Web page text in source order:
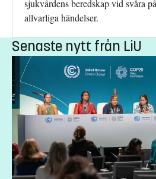
sjukvårdens beredskap vid svåra
allvarliga händelser.
Senaste nytt från LiU